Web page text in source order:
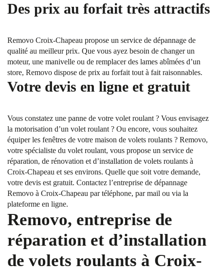
Des prix au forfait très attractifs
Removo Croix-Chapeau propose un service de dépannage de
qualité au meilleur prix. Que vous ayez besoin de changer un
moteur, une manivelle ou de remplacer des lames abîmées d’un
store, Removo dispose de prix au forfait tout à fait raisonnables.
Votre devis en ligne et gratuit
Vous constatez une panne de votre volet roulant ? Vous envisagez
la motorisation d’un volet roulant ? Ou encore, vous souhaitez
équiper les fenêtres de votre maison de volets roulants ? Removo,
votre spécialiste du volet roulant, vous propose un service de
réparation, de rénovation et d’installation de volets roulants à
Croix-Chapeau et ses environs. Quelle que soit votre demande,
votre devis est gratuit. Contactez l’entreprise de dépannage
Removo à Croix-Chapeau par téléphone, par mail ou via la
plateforme en ligne.
Removo, entreprise de
réparation et d’installation
de volets roulants à Croix-